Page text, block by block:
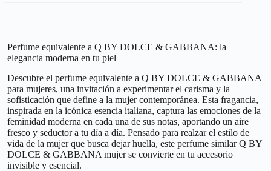
Perfume equivalente a Q BY DOLCE & GABBANA: la
elegancia moderna en tu piel
Descubre el perfume equivalente a Q BY DOLCE & GABBANA
para mujeres, una invitación a experimentar el carisma y la
sofisticación que define a la mujer contemporánea. Esta fragancia,
inspirada en la icónica esencia italiana, captura las emociones de la
feminidad moderna en cada una de sus notas, aportando un aire
fresco y seductor a tu día a día. Pensado para realzar el estilo de
vida de la mujer que busca dejar huella, este perfume similar Q BY
DOLCE & GABBANA mujer se convierte en tu accesorio
invisible y esencial.